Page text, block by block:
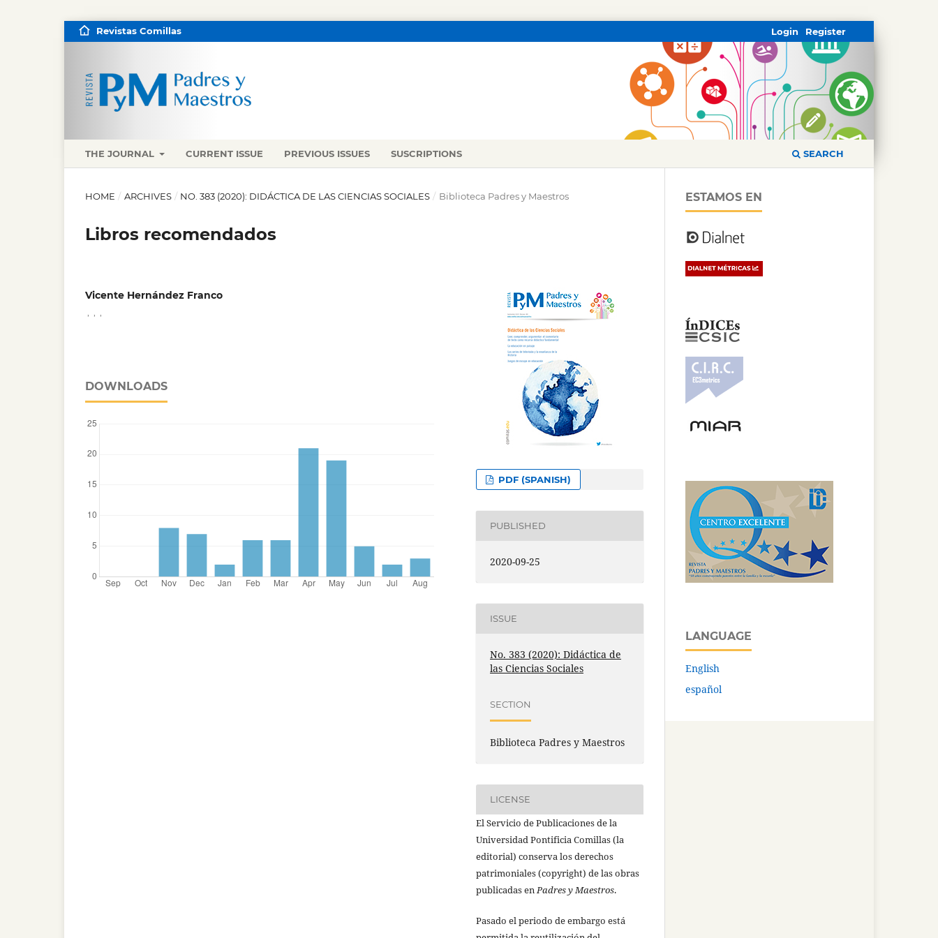
THE JOURNAL CURRENT ISSUE PREVIOUS ISSUES SUSCRIPTIONS SEARCH
Revistas Comillas Register
Login
HOME / ARCHIVES / NO. 383 (2020): DIDÁCTICA DE LAS CIENCIAS SOCIALES / Biblioteca Padres y Maestros
Libros recomendados
Vicente Hernández Franco
DOWNLOADS
PDF (SPANISH)
PUBLISHED
2020-09-25
ISSUE
No. 383 (2020): Didáctica de
las Ciencias Sociales
SECTION
Biblioteca Padres y Maestros
LICENSE
El Servicio de Publicaciones de la
Universidad Pontificia Comillas (la
editorial) conserva los derechos
patrimoniales (copyright) de las obras
publicadas enPadres y Maestros.
Pasado el periodo de embargo está
ESTAMOS EN
LANGUAGE
English
español